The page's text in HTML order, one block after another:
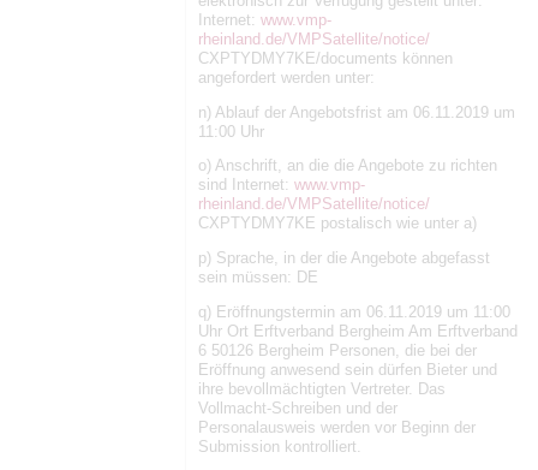
Internet: www.vmp-
rheinland.de/VMPSatellite/notice/
CXPTYDMY7KE/documents können
angefordert werden unter:
n) Ablauf der Angebotsfrist am 06.11.2019 um
11:00 Uhr
o) Anschrift, an die die Angebote zu richten
sind Internet: www.vmp-
rheinland.de/VMPSatellite/notice/
CXPTYDMY7KE postalisch wie unter a)
p) Sprache, in der die Angebote abgefasst
sein müssen: DE
q) Eröffnungstermin am 06.11.2019 um 11:00
Uhr Ort Erftverband Bergheim Am Erftverband
6 50126 Bergheim Personen, die bei der
Eröffnung anwesend sein dürfen Bieter und
ihre bevollmächtigten Vertreter. Das
Vollmacht-Schreiben und der
Personalausweis werden vor Beginn der
Submission kontrolliert.